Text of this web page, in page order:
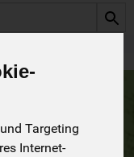
Targeting
Internet-